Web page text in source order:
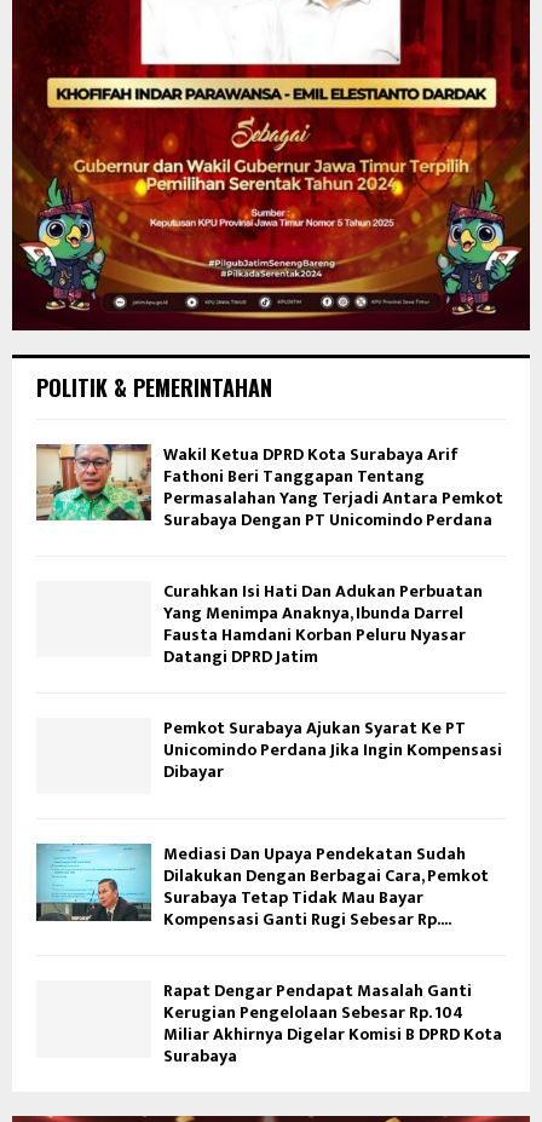
POLITIK & PEMERINTAHAN
Wakil Ketua DPRD Kota Surabaya Arif
Fathoni Beri Tanggapan Tentang
Permasalahan Yang Terjadi Antara Pemkot
Surabaya Dengan PT Unicomindo Perdana
Curahkan Isi Hati Dan Adukan Perbuatan
Yang Menimpa Anaknya, Ibunda Darrel
Fausta Hamdani Korban Peluru Nyasar
Datangi DPRD Jatim
Pemkot Surabaya Ajukan Syarat Ke PT
Unicomindo Perdana Jika Ingin Kompensasi
Dibayar
Mediasi Dan Upaya Pendekatan Sudah
Dilakukan Dengan Berbagai Cara, Pemkot
Surabaya Tetap Tidak Mau Bayar
Kompensasi Ganti Rugi Sebesar Rp....
Rapat Dengar Pendapat Masalah Ganti
Kerugian Pengelolaan Sebesar Rp. 104
Miliar Akhirnya Digelar Komisi B DPRD Kota
Surabaya